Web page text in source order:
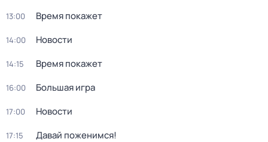
13:00 Время покажет
14:00 Новости
14:15 Время покажет
16:00 Большая игра
17:00 Новости
17:15 Давай поженимся!